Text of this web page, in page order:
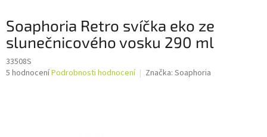
Soaphoria Retro svíčka eko ze
slunečnicového vosku 290 ml
33508S
Průměrné
5 hodnoceníPodrobnosti hodnocení Značka: Soaphoria